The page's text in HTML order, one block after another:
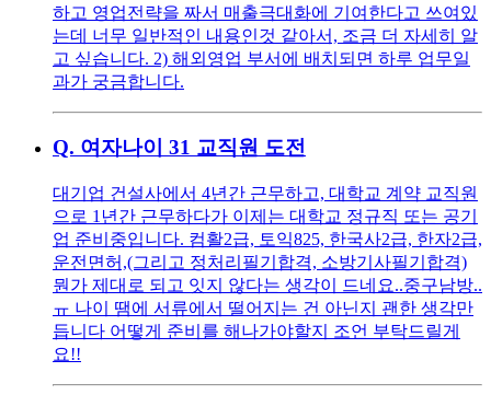
하고 영업전략을 짜서 매출극대화에 기여한다고 쓰여있
는데 너무 일반적인 내용인것 같아서, 조금 더 자세히 알
고 싶습니다. 2) 해외영업 부서에 배치되면 하루 업무일
과가 궁금합니다.
Q. 여자나이 31 교직원 도전
대기업 건설사에서 4년간 근무하고, 대학교 계약 교직원
으로 1년간 근무하다가 이제는 대학교 정규직 또는 공기
업 준비중입니다. 컴활2급, 토익825, 한국사2급, 한자2급,
운전면허,(그리고 정처리필기합격, 소방기사필기합격)
뭔가 제대로 되고 잇지 않다는 생각이 드네요..중구남방..
ㅠ 나이 땜에 서류에서 떨어지는 건 아닌지 괜한 생각만
듭니다 어떻게 준비를 해나가야할지 조언 부탁드릴게
요!!